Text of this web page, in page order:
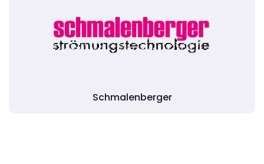
Schmalenberger